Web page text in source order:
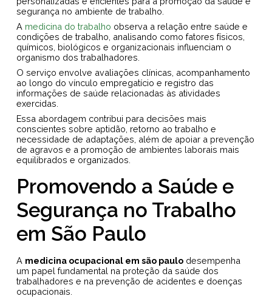
segurança no ambiente de trabalho.
A medicina do trabalho observa a relação entre saúde e
condições de trabalho, analisando como fatores físicos,
químicos, biológicos e organizacionais influenciam o
organismo dos trabalhadores.
O serviço envolve avaliações clínicas, acompanhamento
ao longo do vínculo empregatício e registro das
informações de saúde relacionadas às atividades
exercidas.
Essa abordagem contribui para decisões mais
conscientes sobre aptidão, retorno ao trabalho e
necessidade de adaptações, além de apoiar a prevenção
de agravos e a promoção de ambientes laborais mais
equilibrados e organizados.
Promovendo a Saúde e
Segurança no Trabalho
em São Paulo
A medicina ocupacional em são paulo desempenha
um papel fundamental na proteção da saúde dos
trabalhadores e na prevenção de acidentes e doenças
ocupacionais.